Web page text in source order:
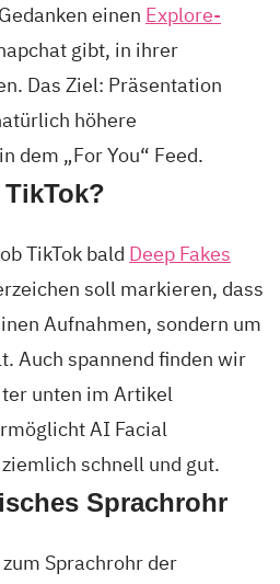
einen Explore-
gibt, in ihrer
Das Ziel: Präsentation
höhere
dem „For You“ Feed.
TikTok bald Deep Fakes
soll markieren, dass
Aufnahmen, sondern um
Auch spannend finden wir
unten im Artikel
AI Facial
schnell und gut.
Sprachrohr
Sprachrohr der